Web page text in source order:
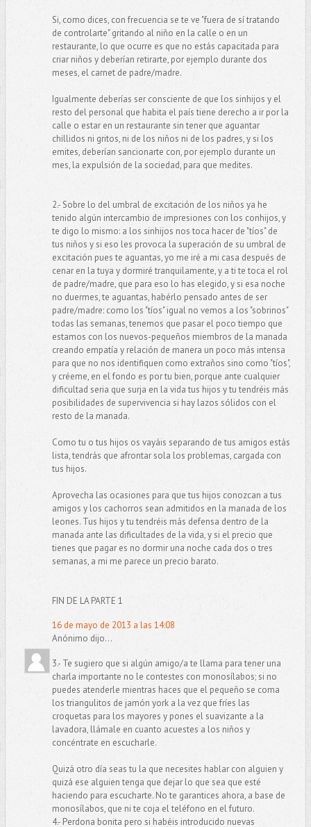
Si, como dices, con frecuencia se te ve "fuera de sí tratando
de controlarte" gritando al niño en la calle o en un
restaurante, lo que ocurre es que no estás capacitada para
criar niños y deberían retirarte, por ejemplo durante dos
meses, el carnet de padre/madre.
Igualmente deberías ser consciente de que los sinhijos y el
resto del personal que habita el país tiene derecho a ir por la
calle o estar en un restaurante sin tener que aguantar
chillidos ni gritos, ni de los niños ni de los padres, y si los
emites, deberían sancionarte con, por ejemplo durante un
mes, la expulsión de la sociedad, para que medites.
2.- Sobre lo del umbral de excitación de los niños ya he
tenido algún intercambio de impresiones con los conhijos, y
te digo lo mismo: a los sinhijos nos toca hacer de "tíos" de
tus niños y si eso les provoca la superación de su umbral de
excitación pues te aguantas, yo me iré a mi casa después de
cenar en la tuya y dormiré tranquilamente, y a ti te toca el rol
de padre/madre, que para eso lo has elegido, y si esa noche
no duermes, te aguantas, habérlo pensado antes de ser
padre/madre: como los "tíos" igual no vemos a los "sobrinos"
todas las semanas, tenemos que pasar el poco tiempo que
estamos con los nuevos-pequeños miembros de la manada
creando empatía y relación de manera un poco más intensa
para que no nos identifiquen como extraños sino como "tíos",
y créeme, en el fondo es por tu bien, porque ante cualquier
dificultad seria que surja en la vida tus hijos y tu tendréis más
posibilidades de supervivencia si hay lazos sólidos con el
resto de la manada.
Como tu o tus hijos os vayáis separando de tus amigos estás
lista, tendrás que afrontar sola los problemas, cargada con
tus hijos.
Aprovecha las ocasiones para que tus hijos conozcan a tus
amigos y los cachorros sean admitidos en la manada de los
leones. Tus hijos y tu tendréis más defensa dentro de la
manada ante las dificultades de la vida, y si el precio que
tienes que pagar es no dormir una noche cada dos o tres
semanas, a mi me parece un precio barato.
FIN DE LA PARTE 1
16 de mayo de 2013 a las 14:08
Anónimo dijo...
3.- Te sugiero que si algún amigo/a te llama para tener una
charla importante no le contestes con monosílabos; si no
puedes atenderle mientras haces que el pequeño se coma
los triangulitos de jamón york a la vez que fríes las
croquetas para los mayores y pones el suavizante a la
lavadora, llámale en cuanto acuestes a los niños y
concéntrate en escucharle.
Quizá otro día seas tu la que necesites hablar con alguien y
quizá ese alguien tenga que dejar lo que sea que esté
haciendo para escucharte. No te garantices ahora, a base de
monosílabos, que ni te coja el teléfono en el futuro.
4.- Perdona bonita pero si habéis introducido nuevas